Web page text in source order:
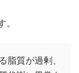
脂質が過剰、